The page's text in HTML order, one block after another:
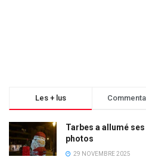
Les + lus
Tarbes a allumé
photos
29 NOVEMBRE 2025